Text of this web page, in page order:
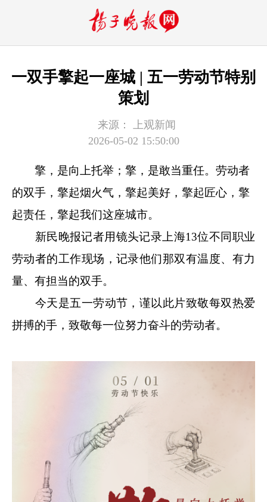
一双手擎起一座城 | 五一劳动节特别
策划
来源：
上观新闻
2026-05-02 15:50:00
擎，是向上托举；擎，是敢当重任。劳动者
的双手，擎起烟火气，擎起美好，擎起匠心，擎
起责任，擎起我们这座城市。
新民晚报记者用镜头记录上海13位不同职业
劳动者的工作现场，记录他们那双有温度、有力
量、有担当的双手。
今天是五一劳动节，谨以此片致敬每双热爱
拼搏的手，致敬每一位努力奋斗的劳动者。